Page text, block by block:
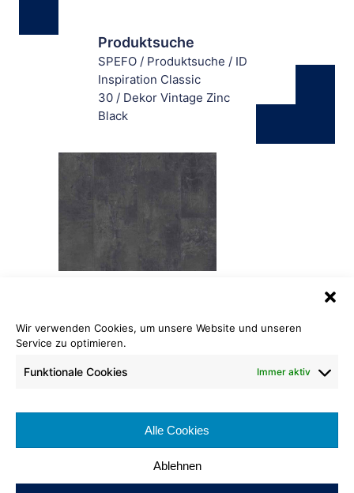
Wir verwenden Cookies, um unsere Website und unseren
Service zu optimieren.
Funktionale Cookies Immer aktiv
Alle Cookies
Ablehnen
Produktsuche
SPEFO / Produktsuche / ID
Inspiration Classic
30 / Dekor Vintage Zinc
Black
Dekor Vintage Zinc Black
Länge: 120,00 cm
Nutzungsklasse: